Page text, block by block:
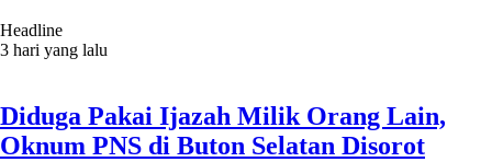
Headline
3 hari yang lalu
Diduga Pakai Ijazah Milik Orang Lain,
Oknum PNS di Buton Selatan Disorot